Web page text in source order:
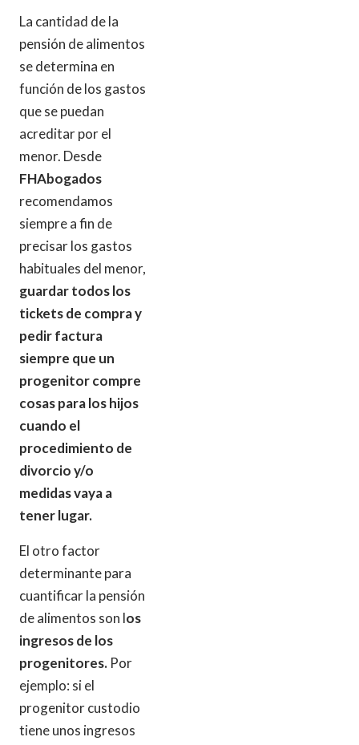
La cantidad de la
pensión de alimentos
se determina en
función de los gastos
que se puedan
acreditar por el
menor. Desde
FHAbogados
recomendamos
siempre a fin de
precisar los gastos
habituales del menor,
guardar todos los
tickets de compra y
pedir factura
siempre que un
progenitor compre
cosas para los hijos
cuando el
procedimiento de
divorcio y/o
medidas vaya a
tener lugar.
El otro factor
determinante para
cuantificar la pensión
de alimentos son los
ingresos de los
progenitores. Por
ejemplo: si el
progenitor custodio
tiene unos ingresos